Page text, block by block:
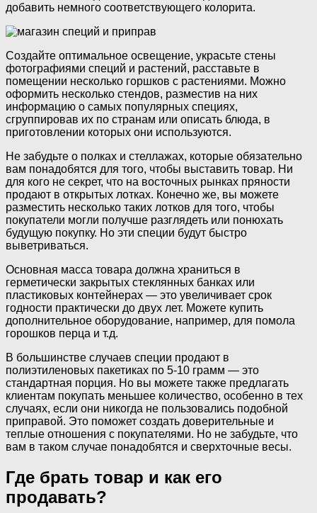
добавить немного соответствующего колорита.
Создайте оптимальное освещение, украсьте стены
фотографиями специй и растений, расставьте в
помещении несколько горшков с растениями. Можно
оформить несколько стендов, разместив на них
информацию о самых популярных специях,
сгруппировав их по странам или описать блюда, в
приготовлении которых они используются.
Не забудьте о полках и стеллажах, которые обязательно
вам понадобятся для того, чтобы выставить товар. Ни
для кого не секрет, что на восточных рынках пряности
продают в открытых лотках. Конечно же, вы можете
разместить несколько таких лотков для того, чтобы
покупатели могли получше разглядеть или понюхать
будущую покупку. Но эти специи будут быстро
выветриваться.
Основная масса товара должна храниться в
герметически закрытых стеклянных банках или
пластиковых контейнерах — это увеличивает срок
годности практически до двух лет. Можете купить
дополнительное оборудование, например, для помола
горошков перца и т.д.
В большинстве случаев специи продают в
полиэтиленовых пакетиках по 5-10 грамм — это
стандартная порция. Но вы можете также предлагать
клиентам покупать меньшее количество, особенно в тех
случаях, если они никогда не пользовались подобной
приправой. Это поможет создать доверительные и
теплые отношения с покупателями. Но не забудьте, что
вам в таком случае понадобятся и сверхточные весы.
Где брать товар и как его
продавать?